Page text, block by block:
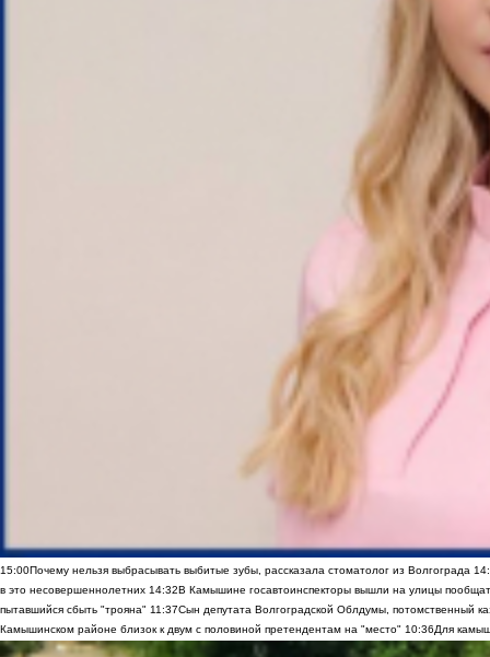
15:00Почему нельзя выбрасывать выбитые зубы, рассказала стоматолог из Волгограда
в это несовершеннолетних 14:32В Камышине госавтоинспекторы вышли на улицы
пытавшийся сбыть "трояна" 11:37Сын депутата Волгоградской Облдумы, потомственный
Камышинском районе близок к двум с половиной претендентам на "место" 10:36Для